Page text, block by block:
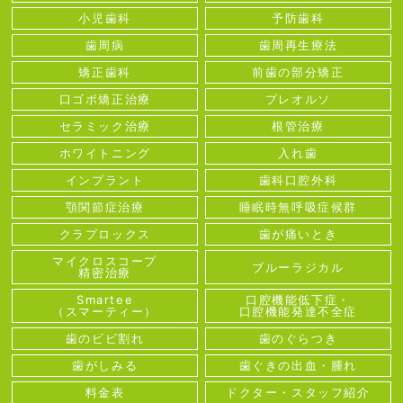
小児歯科
予防歯科
歯周病
歯周再生療法
矯正歯科
前歯の部分矯正
口ゴボ矯正治療
プレオルソ
セラミック治療
根管治療
ホワイトニング
入れ歯
インプラント
歯科口腔外科
顎関節症治療
睡眠時無呼吸症候群
クラプロックス
歯が痛いとき
マイクロスコープ
精密治療
ブルーラジカル
Smartee
（スマーティー）
口腔機能低下症・
口腔機能発達不全症
歯のビビ割れ
歯のぐらつき
歯がしみる
歯ぐきの出血・腫れ
料金表
ドクター・スタッフ紹介